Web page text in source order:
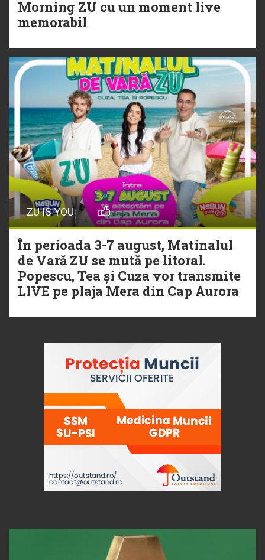
NEW MUSIC | 5 piese noi în
playlistul Radio ZU
Morning ZU cu un moment live
memorabil
ZU IS YOU
În perioada 3-7 august, Matinalul
de Vară ZU se mută pe litoral.
Popescu, Tea și Cuza vor transmite
LIVE pe plaja Mera din Cap Aurora